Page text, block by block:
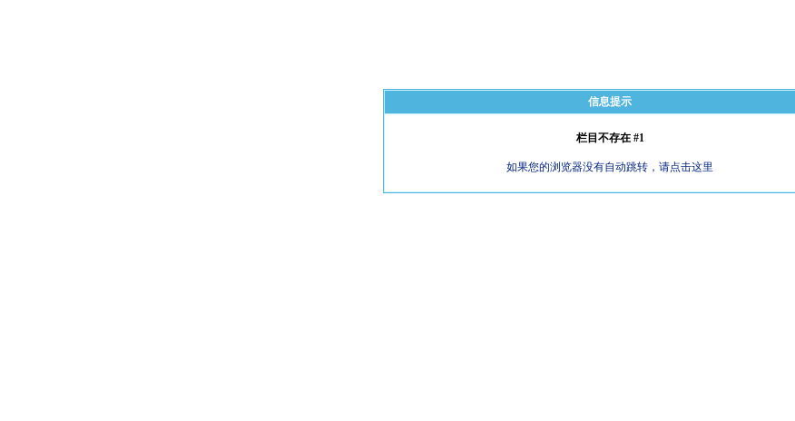
信息提示
栏目不存在 #1
如果您的浏览器没有自动跳转，请点击这里